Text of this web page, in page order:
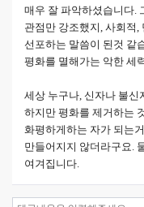
매우 잘 파악하셨습니다.
관점만 강조했지, 사회적
선포하는 말씀이 된것 같
평화를 멸해가는 악한 세
세상 누구나, 신자나 불
하지만 평화를 제거하는
화평하게하는 자가 되는
만들어지지 않더라구요.
여겨집니다.